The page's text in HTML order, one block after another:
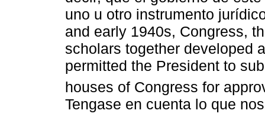
uno u otro instrumento
and early 1940s, Congress,
scholars together developed
permitted the President to
houses of Congress for
Tengase en cuenta lo que